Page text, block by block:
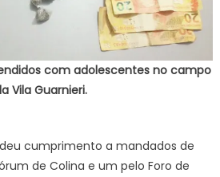
com adolescentes no campo
Vila Guarnieri.
deu cumprimento a mandados de
de Colina e um pelo Foro de